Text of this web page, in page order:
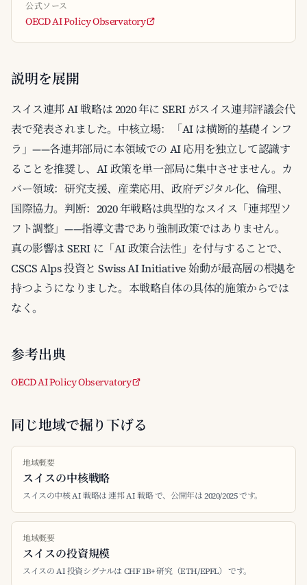
公式ソース
OECD AI Policy Observatory
説明を展開
スイス連邦 AI 戦略は 2020 年に SERI がスイス連邦評議会代
表で発表されました。中核立場：「AI は横断的基礎インフ
ラ」——各連邦部局に本領域での AI 応用を独立して認識す
ることを推奨し、AI 政策を単一部局に集中させません。カ
バー領域：研究支援、産業応用、政府デジタル化、倫理、
国際協力。判断：2020 年戦略は典型的なスイス「連邦型ソ
フト調整」——指導文書であり強制政策ではありません。
真の影響は SERI に「AI 政策合法性」を付与することで、
CSCS Alps 投資と Swiss AI Initiative 始動が最高層の根拠を
持つようになりました。本戦略自体の具体的施策からでは
なく。
参考出典
OECD AI Policy Observatory
同じ地域で掘り下げる
地域概要
スイスの中核戦略
スイスの中核 AI 戦略は 連邦 AI 戦略 で、公開年は 2020/2025 です。
地域概要
スイスの投資規模
スイスの AI 投資シグナルは CHF 1B+ 研究（ETH/EPFL） です。